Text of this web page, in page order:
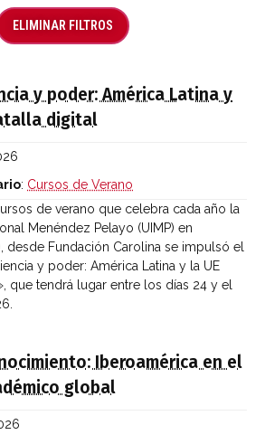
ELIMINAR FILTROS
y poder: América Latina y
digital
: Cursos de Verano
de verano que celebra cada año la
Menéndez Pelayo (UIMP) en
desde Fundación Carolina se impulsó el
y poder: América Latina y la UE
que tendrá lugar entre los días 24 y el
Iberoamérica en el
global